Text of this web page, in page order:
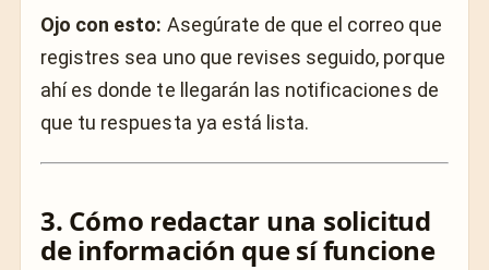
Ojo con esto: Asegúrate de que el correo que
registres sea uno que revises seguido, porque
ahí es donde te llegarán las notificaciones de
que tu respuesta ya está lista.
3. Cómo redactar una solicitud
de información que sí funcione